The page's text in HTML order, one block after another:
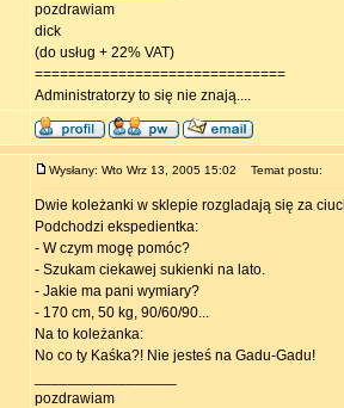
pozdrawiam
dick
(do usług + 22% VAT)
==============================
Administratorzy to się nie znają....
Wysłany: Wto Wrz 13, 2005 15:02 Temat postu:
Dwie koleżanki w sklepie rozgladają się za
Podchodzi ekspedientka:
- W czym mogę pomóc?
- Szukam ciekawej sukienki na lato.
- Jakie ma pani wymiary?
- 170 cm, 50 kg, 90/60/90...
Na to koleżanka:
No co ty Kaśka?! Nie jesteś na Gadu-Gadu!
pozdrawiam